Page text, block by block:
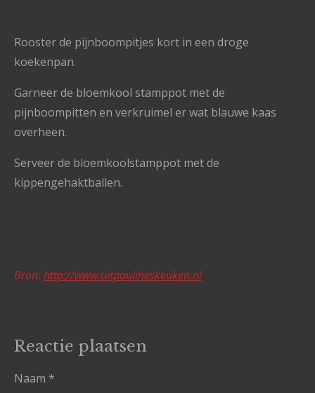
Rooster de pijnboompitjes kort in een droge
koekenpan.
Garneer de bloemkool stamppot met de
pijnboompitten en verkruimel er wat blauwe kaas
overheen.
Serveer de bloemkoolstamppot met de
kippengehaktballen.
Bron:http://www.uitpaulineskeuken.nl
Reactie plaatsen
Naam *